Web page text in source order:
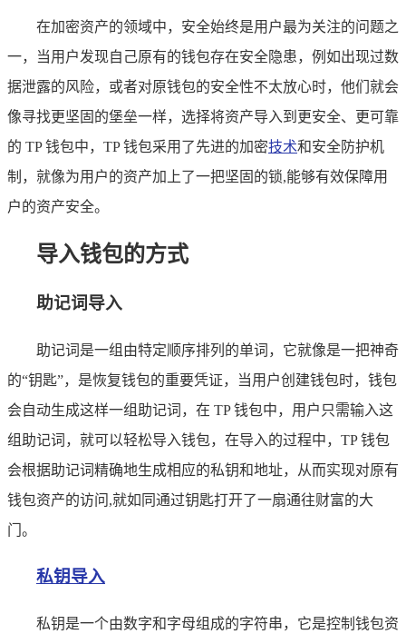
在加密资产的领域中，安全始终是用户最为关注的问题之
一，当用户发现自己原有的钱包存在安全隐患，例如出现过数
据泄露的风险，或者对原钱包的安全性不太放心时，他们就会
像寻找更坚固的堡垒一样，选择将资产导入到更安全、更可靠
的 TP 钱包中，TP 钱包采用了先进的加密技术和安全防护机
制，就像为用户的资产加上了一把坚固的锁,能够有效保障用
户的资产安全。
导入钱包的方式
助记词导入
助记词是一组由特定顺序排列的单词，它就像是一把神奇
的“钥匙”，是恢复钱包的重要凭证，当用户创建钱包时，钱包
会自动生成这样一组助记词，在 TP 钱包中，用户只需输入这
组助记词，就可以轻松导入钱包，在导入的过程中，TP 钱包
会根据助记词精确地生成相应的私钥和地址，从而实现对原有
钱包资产的访问,就如同通过钥匙打开了一扇通往财富的大
门。
私钥导入
私钥是一个由数字和字母组成的字符串，它是控制钱包资